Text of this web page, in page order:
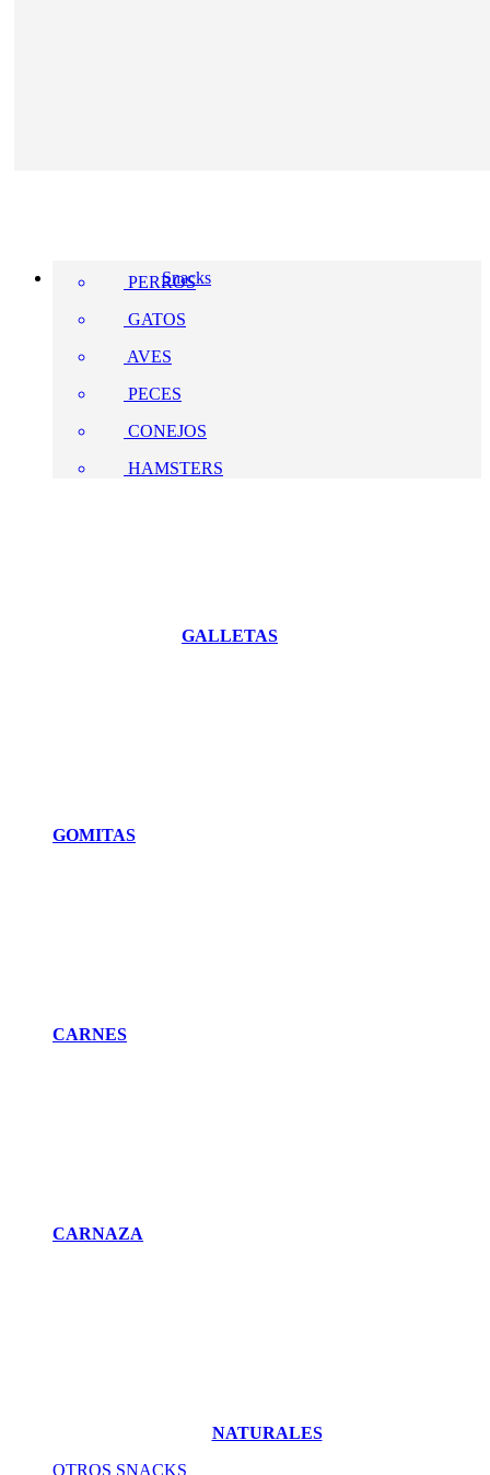
Snacks
PERROS
GATOS
AVES
PECES
CONEJOS
HAMSTERS
GALLETAS
GOMITAS
CARNES
CARNAZA
NATURALES
OTROS SNACKS